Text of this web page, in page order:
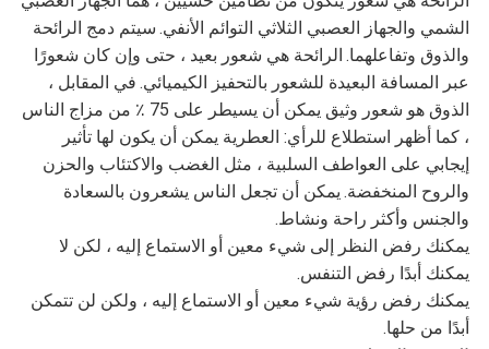
الشمي والجهاز العصبي الثلاثي التوائم الأنفي. سيتم دمج الرائحة
والذوق وتفاعلهما. الرائحة هي شعور بعيد ، حتى وإن كان شعورًا
عبر المسافة البعيدة للشعور بالتحفيز الكيميائي. في المقابل ،
الذوق هو شعور وثيق يمكن أن يسيطر على 75 ٪ من مزاج الناس
، كما أظهر استطلاع للرأي: العطرية يمكن أن يكون لها تأثير
إيجابي على العواطف السلبية ، مثل الغضب والاكتئاب والحزن
والروح المنخفضة. يمكن أن تجعل الناس يشعرون بالسعادة
والجنس وأكثر راحة ونشاط.
يمكنك رفض النظر إلى شيء معين أو الاستماع إليه ، لكن لا
يمكنك أبدًا رفض التنفس.
يمكنك رفض رؤية شيء معين أو الاستماع إليه ، ولكن لن تتمكن
أبدًا من حلها.